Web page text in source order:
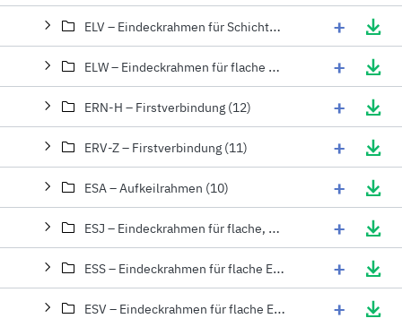
ELV – Eindeckrahmen für Schichtstücke (13) +
ELW – Eindeckrahmen für flache Eindeckmaterialien (2) +
ERN-H – Firstverbindung (12) +
ERV-Z – Firstverbindung (11) +
ESA – Aufkeilrahmen (10) +
ESJ – Eindeckrahmen für flache, dünne Eindeckmaterialien (2) +
ESS – Eindeckrahmen für flache Eindeckmaterialien (1) +
ESV – Eindeckrahmen für flache Eindeckmaterialien (8) +